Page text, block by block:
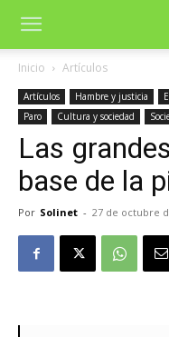
Inicio Artículos
Artículos Hambre y justicia
Paro
Cultura y sociedad
Las
base de la
Por Solinet - 27 de octubre